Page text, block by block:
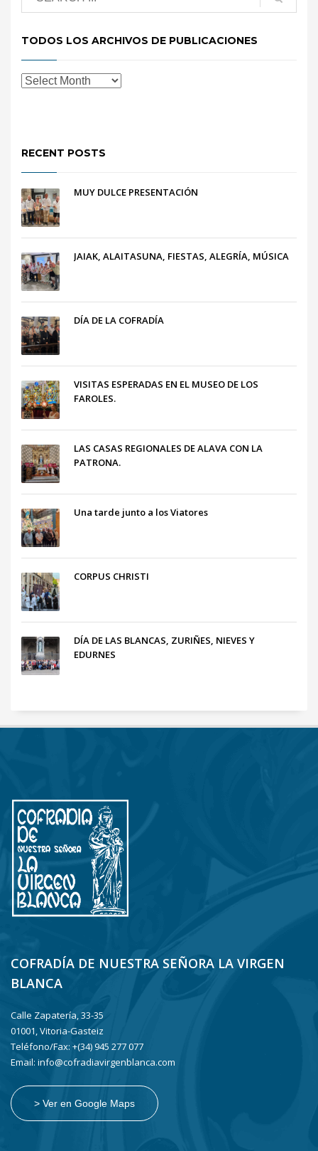
TODOS LOS ARCHIVOS DE PUBLICACIONES
RECENT POSTS
MUY DULCE PRESENTACIÓN
JAIAK, ALAITASUNA, FIESTAS, ALEGRÍA, MÚSICA
DÍA DE LA COFRADÍA
VISITAS ESPERADAS EN EL MUSEO DE LOS
FAROLES.
LAS CASAS REGIONALES DE ALAVA CON LA
PATRONA.
Una tarde junto a los Viatores
CORPUS CHRISTI
DÍA DE LAS BLANCAS, ZURIÑES, NIEVES Y
EDURNES
COFRADÍA DE NUESTRA SEÑORA LA VIRGEN
BLANCA
Calle Zapatería, 33-35
01001, Vitoria-Gasteiz
Teléfono/Fax: +(34) 945 277 077
Email: info@cofradiavirgenblanca.com
> Ver en Google Maps